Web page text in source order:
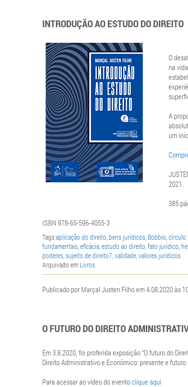
INTRODUÇÃO AO ESTUDO DO DIREITO
O
na
A
um
2021.
385
ISBN 978-65-596-4055-3
Tags:aplicação do direito, bens jurídicos, Bobbio,círculo
fundamentais,eficácia,estudo ao direito,fato jurídico,
poderes,sujeito de direito7,validade,valores jurídicos
Arquivado em Livros
Publicado por Marçal Justen Filho em 4.08.2020 às
O FUTURO DO DIREITO
Em 3.8.2020, foi proferida exposição “O futuro do
Direito Administrativo e Econômico: presente e
Para acessar ao vídeo do eventoclique aqui